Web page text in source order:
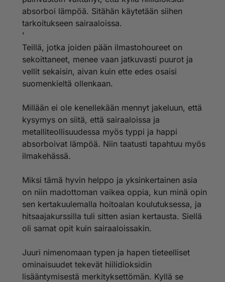
absorboi lämpöä. Sitähän käytetään siihen
tarkoitukseen sairaaloissa.
'
Teillä, jotka joiden pään ilmastohoureet on
sekoittaneet, menee vaan jatkuvasti puurot ja
vellit sekaisin, aivan kuin ette edes osaisi
suomenkieltä ollenkaan.
Millään ei ole kenellekään mennyt jakeluun, että
kysymys on siitä, että sairaaloissa ja
metalliteollisuudessa myös typpi ja happi
absorboivat lämpöä. Niin taatusti tapahtuu myös
ilmakehässä.
Miksi tämä hyvin helppo ja yksinkertainen asia
on niin madottoman vaikea oppia, kun minä opin
sen kertakuulemalla hoitoalan koulutuksessa, ja
hitsaajakurssilla tuli sitten asian kertausta. Siellä
oli samat opit kuin sairaaloissakin.
Juuri nimenomaan typen ja hapen tieteelliset
ominaisuudet tekevät hiilidioksidin
lisääntymisestä merkityksettömän. Kyllä se